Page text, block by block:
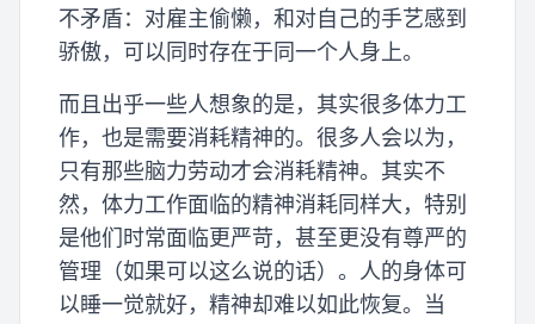
不矛盾：对雇主偷懒，和对自己的手艺感到
骄傲，可以同时存在于同一个人身上。
而且出乎一些人想象的是，其实很多体力工
作，也是需要消耗精神的。很多人会以为，
只有那些脑力劳动才会消耗精神。其实不
然，体力工作面临的精神消耗同样大，特别
是他们时常面临更严苛，甚至更没有尊严的
管理（如果可以这么说的话）。人的身体可
以睡一觉就好，精神却难以如此恢复。当